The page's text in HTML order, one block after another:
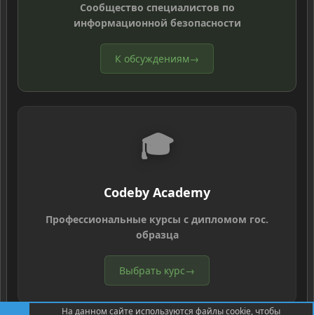
Сообщество специалистов по
информационной безопасности
К обсуждениям→
🎓
Codeby Academy
Профессиональные курсы с дипломом гос.
образца
Выбрать курс→
На данном сайте используются файлы cookie, чтобы